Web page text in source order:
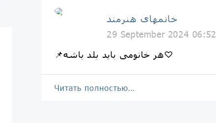
خانمهای هنرمند
29 September 2024 06:52
📌هر خانومی باید بلد باشه♡
Читать полностью…